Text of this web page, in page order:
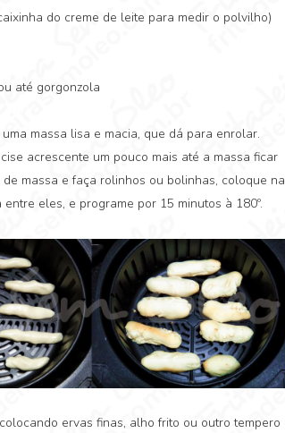
do creme de leite para medir o polvilho)
até gorgonzola
massa lisa e macia, que dá para enrolar.
acrescente um pouco mais até a massa ficar
massa e faça rolinhos ou bolinhas, coloque na
eles, e programe por 15 minutos à 180º.
ervas finas, alho frito ou outro tempero